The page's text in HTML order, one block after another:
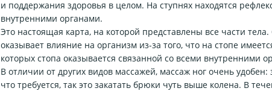
и поддержания здоровья в целом. На ступнях находятся
внутренними органами.
Это настоящая карта, на которой представлены все части
оказывает влияние на организм из-за того, что на стопе
которых стопа оказывается связанной со всеми внутренними
В отличии от других видов массажей, массаж ног очень
что требуется, так это закатать брюки чуть выше колена. В